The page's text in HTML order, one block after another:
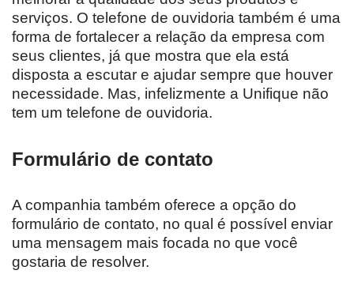
serviços. O telefone de ouvidoria também é uma
forma de fortalecer a relação da empresa com
seus clientes, já que mostra que ela está
disposta a escutar e ajudar sempre que houver
necessidade. Mas, infelizmente a Unifique não
tem um telefone de ouvidoria.
Formulário de contato
A companhia também oferece a opção do
formulário de contato, no qual é possível enviar
uma mensagem mais focada no que você
gostaria de resolver.